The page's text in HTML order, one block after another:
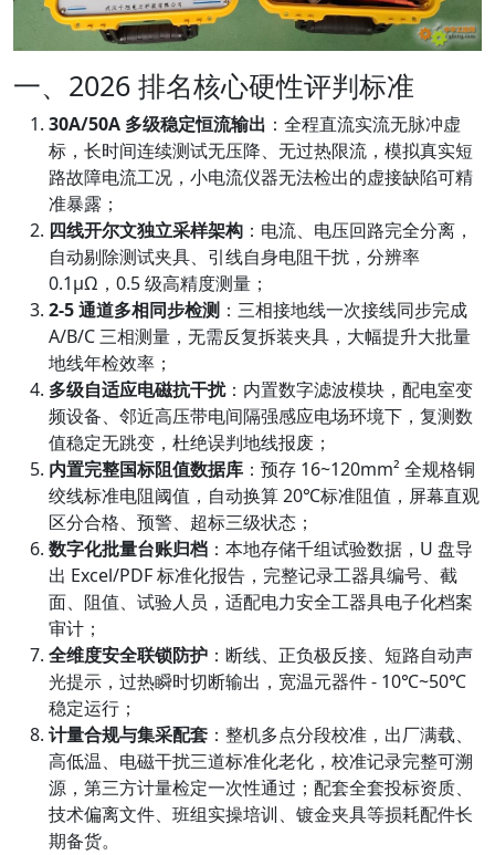
一、2026 排名核心硬性评判标准
30A/50A 多级稳定恒流输出 ：全程直流实流无脉冲虚
标，长时间连续测试无压降、无过热限流，模拟真实短
路故障电流工况，小电流仪器无法检出的虚接缺陷可精
准暴露；
四线开尔文独立采样架构 ：电流、电压回路完全分离，
自动剔除测试夹具、引线自身电阻干扰，分辨率
0.1μΩ，0.5 级高精度测量；
2-5 通道多相同步检测 ：三相接地线一次接线同步完成
A/B/C 三相测量，无需反复拆装夹具，大幅提升大批量
地线年检效率；
多级自适应电磁抗干扰：内置数字滤波模块，配电室变
频设备、邻近高压带电间隔强感应电场环境下，复测数
值稳定无跳变，杜绝误判地线报废；
内置完整国标阻值数据库 ：预存 16~120mm² 全规格铜
绞线标准电阻阈值，自动换算 20℃标准阻值，屏幕直观
区分合格、预警、超标三级状态；
数字化批量台账归档 ：本地存储千组试验数据，U 盘导
出 Excel/PDF 标准化报告，完整记录工器具编号、截
面、阻值、试验人员，适配电力安全工器具电子化档案
审计；
全维度安全联锁防护 ：断线、正负极反接、短路自动声
光提示，过热瞬时切断输出，宽温元器件 - 10℃~50℃
稳定运行；
计量合规与集采配套 ：整机多点分段校准，出厂满载、
高低温、电磁干扰三道标准化老化，校准记录完整可溯
源，第三方计量检定一次性通过；配套全套投标资质、
技术偏离文件、班组实操培训、镀金夹具等损耗配件长
期备货。